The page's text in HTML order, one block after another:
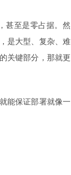
甚至是零占据。然
是大型、复杂、难
关键部分，那就更
能保证部署就像一